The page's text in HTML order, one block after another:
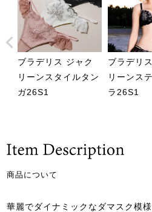
ブラデリス ジャク
リーンスタイルタン
ガ26S1
ブラデリ
リーンス
ラ26S1
商品について
華麗でダイナミックなダマスク模